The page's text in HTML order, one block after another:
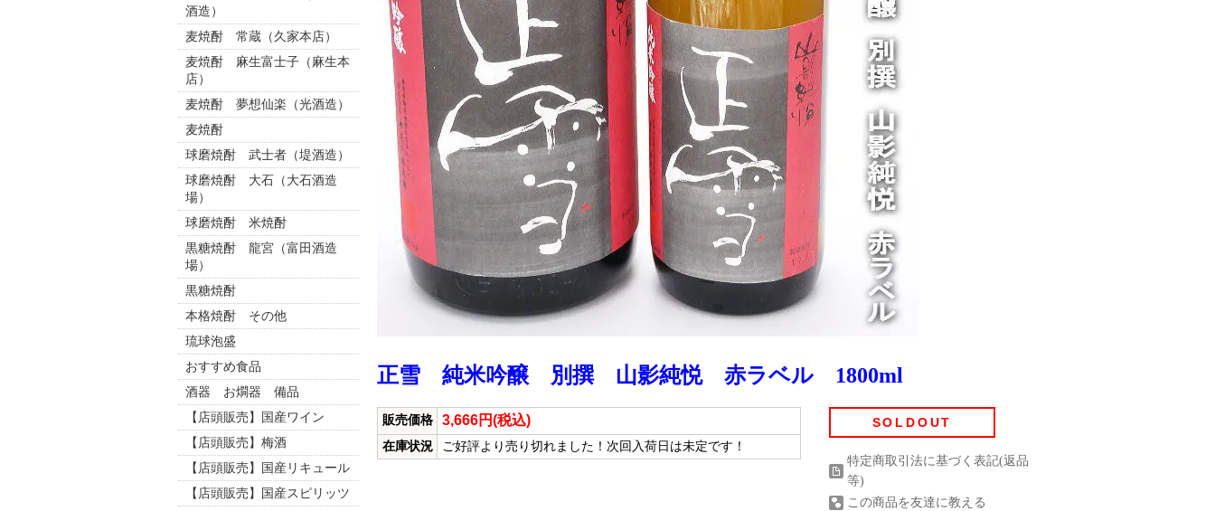
酒造）
麦焼酎 常蔵（久家本店）
麦焼酎 麻生富士子（麻生本
店）
麦焼酎 夢想仙楽（光酒造）
麦焼酎
球磨焼酎 武士者（堤酒造）
球磨焼酎 大石（大石酒造
場）
球磨焼酎 米焼酎
黒糖焼酎 龍宮（富田酒造
場）
黒糖焼酎
本格焼酎 その他
琉球泡盛
おすすめ食品
酒器 お燗器 備品
【店頭販売】国産ワイン
【店頭販売】梅酒
【店頭販売】国産リキュール
【店頭販売】国産スピリッツ
正雪 純米吟醸 別撰 山影純悦 赤ラベル 1800ml
販売価格 3,666円(税込)
在庫状況 ご好評より売り切れました！次回入荷日は未定です！
SOLDOUT
特定商取引法に基づく表記(返品
等)
この商品を友達に教える